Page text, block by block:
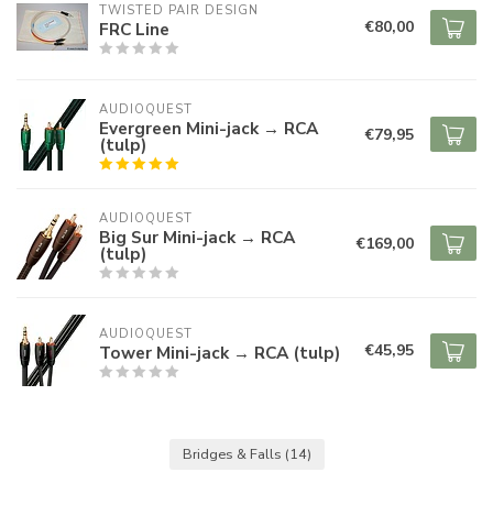
TWISTED PAIR DESIGN
FRC Line €80,00
AUDIOQUEST
Evergreen Mini-jack → RCA
(tulp) €79,95
AUDIOQUEST
Big Sur Mini-jack → RCA
(tulp) €169,00
AUDIOQUEST
Tower Mini-jack → RCA (tulp) €45,95
Bridges & Falls (14)